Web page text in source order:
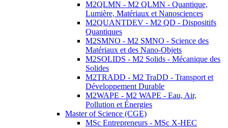
M2QLMN - M2 QLMN - Quantique,
Lumière, Matériaux et Nanosciences
M2QUANTDEV - M2 QD - Dispositifs
Quantiques
M2SMNO - M2 SMNO - Science des
Matériaux et des Nano-Objets
M2SOLIDS - M2 Solids - Mécanique des
Solides
M2TRADD - M2 TraDD - Transport et
Développement Durable
M2WAPE - M2 WAPE - Eau, Air,
Pollution et Énergies
Master of Science (CGE)
MSc Entrepreneurs - MSc X-HEC